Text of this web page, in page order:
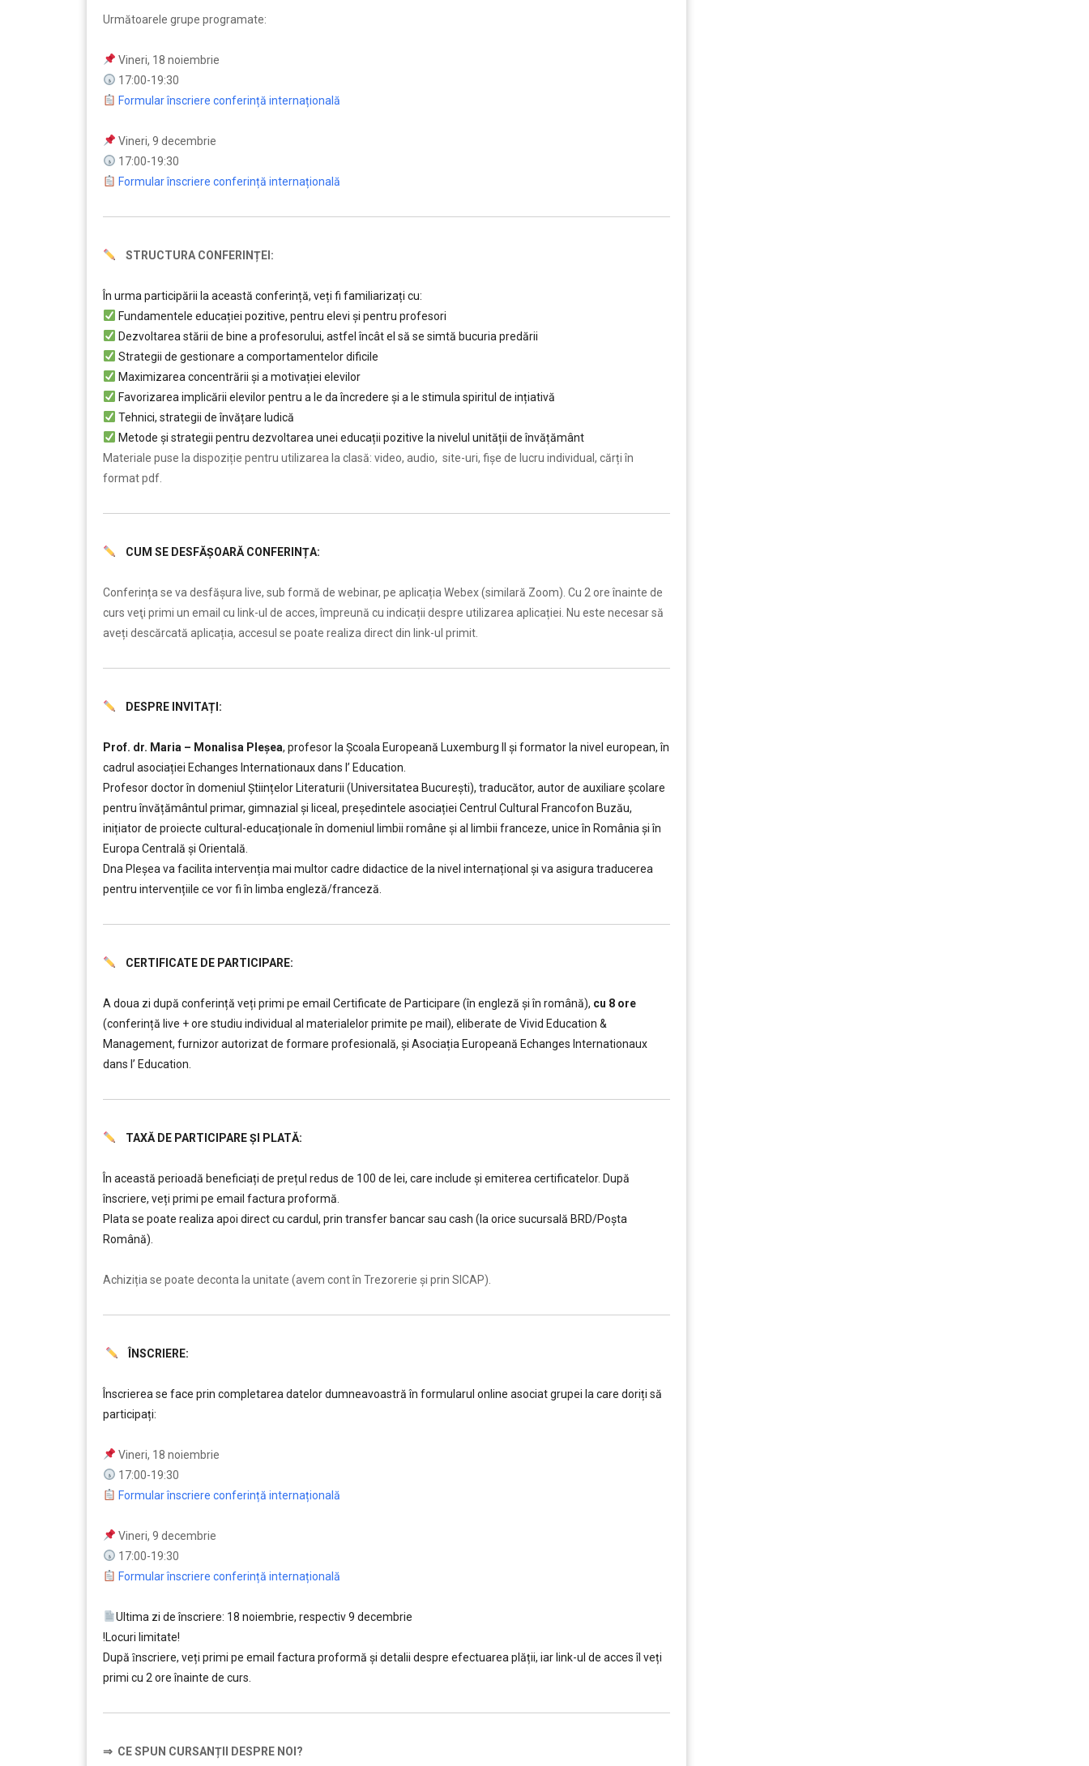
Următoarele grupe programate:
Vineri, 18 noiembrie
17:00-19:30
Formular înscriere conferință internațională
Vineri, 9 decembrie
17:00-19:30
Formular înscriere conferință internațională
STRUCTURA CONFERINȚEI:
În urma participării la această conferință, veți fi familiarizați cu:
Fundamentele educației pozitive, pentru elevi și pentru profesori
Dezvoltarea stării de bine a profesorului, astfel încât el să se simtă bucuria predării
Strategii de gestionare a comportamentelor dificile
Maximizarea concentrării și a motivației elevilor
Favorizarea implicării elevilor pentru a le da încredere și a le stimula spiritul de ințiativă
Tehnici, strategii de învățare ludică
Metode și strategii pentru dezvoltarea unei educații pozitive la nivelul unității de învățământ
Materiale puse la dispoziție pentru utilizarea la clasă: video, audio, site-uri, fișe de lucru individual, cărți în
format pdf.
CUM SE DESFĂȘOARĂ CONFERINȚA:
Conferința se va desfășura live, sub formă de webinar, pe aplicația Webex (similară Zoom). Cu 2 ore înainte de
curs veţi primi un email cu link-ul de acces, împreună cu indicații despre utilizarea aplicației. Nu este necesar să
aveți descărcată aplicația, accesul se poate realiza direct din link-ul primit.
DESPRE INVITAȚI:
Prof. dr. Maria – Monalisa Pleșea, profesor la Școala Europeană Luxemburg II și formator la nivel european, în
cadrul asociației Echanges Internationaux dans l’ Education.
Profesor doctor în domeniul Științelor Literaturii (Universitatea București), traducător, autor de auxiliare școlare
pentru învățământul primar, gimnazial și liceal, președintele asociației Centrul Cultural Francofon Buzău,
inițiator de proiecte cultural-educaționale în domeniul limbii române și al limbii franceze, unice în România și în
Europa Centrală și Orientală.
Dna Pleșea va facilita intervenția mai multor cadre didactice de la nivel internațional și va asigura traducerea
pentru intervențiile ce vor fi în limba engleză/franceză.
CERTIFICATE DE PARTICIPARE:
A doua zi după conferință veți primi pe email Certificate de Participare (în engleză și în română), cu 8 ore
(conferință live + ore studiu individual al materialelor primite pe mail), eliberate de Vivid Education &
Management, furnizor autorizat de formare profesională, și Asociația Europeană Echanges Internationaux
dans l’ Education.
TAXĂ DE PARTICIPARE ȘI PLATĂ:
În această perioadă beneficiați de prețul redus de 100 de lei, care include şi emiterea certificatelor. După
înscriere, veți primi pe email factura proformă.
Plata se poate realiza apoi direct cu cardul, prin transfer bancar sau cash (la orice sucursală BRD/Poșta
Română).
Achiziția se poate deconta la unitate (avem cont în Trezorerie și prin SICAP).
ÎNSCRIERE:
Înscrierea se face prin completarea datelor dumneavoastră în formularul online asociat grupei la care doriți să
participați:
Vineri, 18 noiembrie
17:00-19:30
Formular înscriere conferință internațională
Vineri, 9 decembrie
17:00-19:30
Formular înscriere conferință internațională
Ultima zi de înscriere: 18 noiembrie, respectiv 9 decembrie
!Locuri limitate!
După ȋnscriere, veți primi pe email factura proformă și detalii despre efectuarea plății, iar link-ul de acces îl veți
primi cu 2 ore înainte de curs.
⇒ CE SPUN CURSANȚII DESPRE NOI?